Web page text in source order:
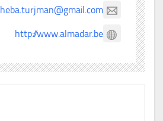
heba.turjman@gmail.com
http://www.almadar.be